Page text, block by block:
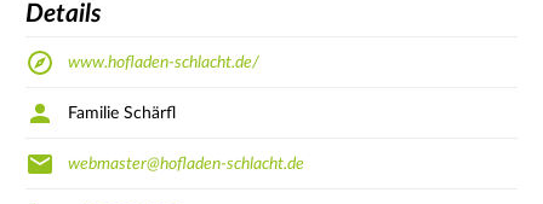
Details
www.hofladen-schlacht.de/
Familie Schärfl
webmaster@hofladen-schlacht.de